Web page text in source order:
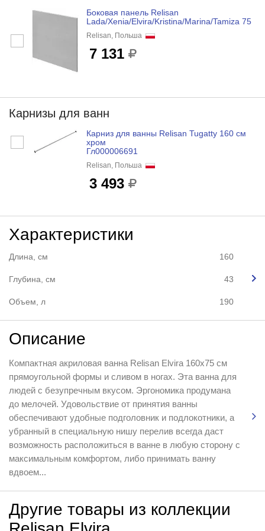
Боковая панель Relisan
Lada/Xenia/Elvira/Kristina/Marina/Tamiza 75
Relisan, Польша
7 131
Карнизы для ванн
Карниз для ванны Relisan Tugatty 160 см
хром
Гл000006691
Relisan, Польша
3 493
Характеристики
Длина, см 160
Глубина, см 43
Объем, л 190
Описание
Компактная акриловая ванна Relisan Elvira 160x75 см
прямоугольной формы и сливом в ногах. Эта ванна для
людей с безупречным вкусом. Эргономика продумана
до мелочей. Удовольствие от принятия ванны
обеспечивают удобные подголовник и подлокотники, а
убранный в специальную нишу перелив всегда даст
возможность расположиться в ванне в любую сторону с
максимальным комфортом, либо принимать ванну
вдвоем...
Другие товары из коллекции